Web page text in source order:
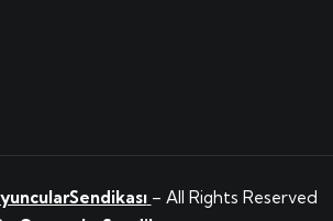
– All Rights Reserved